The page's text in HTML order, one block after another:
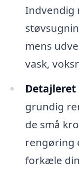
Indvendig
mens
vask,
grundig
de små
rengøring
forkæle